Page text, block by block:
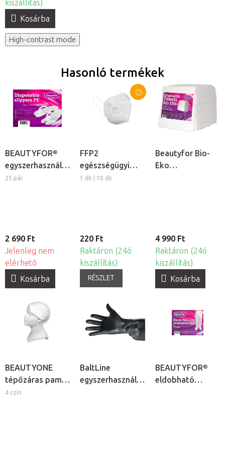
kiszállítás)
Kosárba
High-contrast mode
Hasonló termékek
BEAUTYFOR®
egyszerhasználatos
PE papucs
25 pár
2 690 Ft
Jelenleg nem
elérhető
Kosárba
FFP2
egészségügyi
védőmaszk
1 db | 10 db
220 Ft
Raktáron (24ó
kiszállítás)
RÉSZLET
Beautyfor Bio-
Eko
4 990 Ft
Raktáron (24ó
kiszállítás)
Kosárba
BEAUTYONE
tépőzáras pamut
kozmetikai
4 szín
BaltLine
egyszerhasználatos
BEAUTYFOR®
eldobható